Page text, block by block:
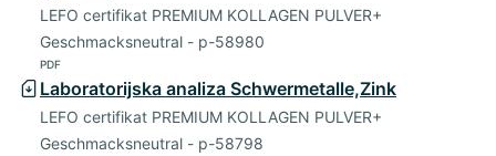
LEFO certifikat PREMIUM KOLLAGEN PULVER+
Geschmacksneutral - p-58980
PDF
Laboratorijska analiza Schwermetalle,Zink
LEFO certifikat PREMIUM KOLLAGEN PULVER+
Geschmacksneutral - p-58798